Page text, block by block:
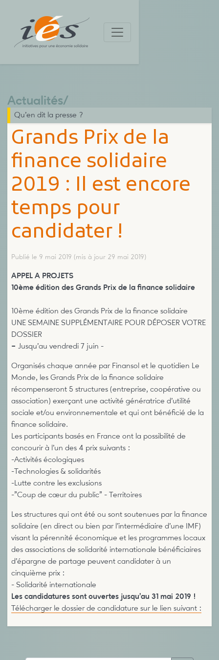
Grands Prix de la
finance solidaire
2019 : Il est encore
temps pour
candidater !
Publié le 9 mai 2019 (mis à jour 29 mai 2019)
APPEL A PROJETS
10ème édition des Grands Prix de la finance solidaire
10ème édition des Grands Prix de la finance solidaire
UNE SEMAINE SUPPLÉMENTAIRE POUR DÉPOSER VOTRE
DOSSIER
– Jusqu’au vendredi 7 juin -
Organisés chaque année par Finansol et le quotidien Le
Monde, les Grands Prix de la finance solidaire
récompenseront 5 structures (entreprise, coopérative ou
association) exerçant une activité génératrice d’utilité
sociale et/ou environnementale et qui ont bénéficié de la
finance solidaire.
Les participants basés en France ont la possibilité de
concourir à l’un des 4 prix suivants :
-Activités écologiques
-Technologies & solidarités
-Lutte contre les exclusions
-"Coup de cœur du public" - Territoires
Les structures qui ont été ou sont soutenues par la finance
solidaire (en direct ou bien par l’intermédiaire d’une IMF)
visant la pérennité économique et les programmes locaux
des associations de solidarité internationale bénéficiaires
d’épargne de partage peuvent candidater à un
cinquième prix :
- Solidarité internationale
Les candidatures sont ouvertes jusqu’au 31 mai 2019 !
Télécharger le dossier de candidature sur le lien suivant :
Actualités/
Qu’en dit la presse ?